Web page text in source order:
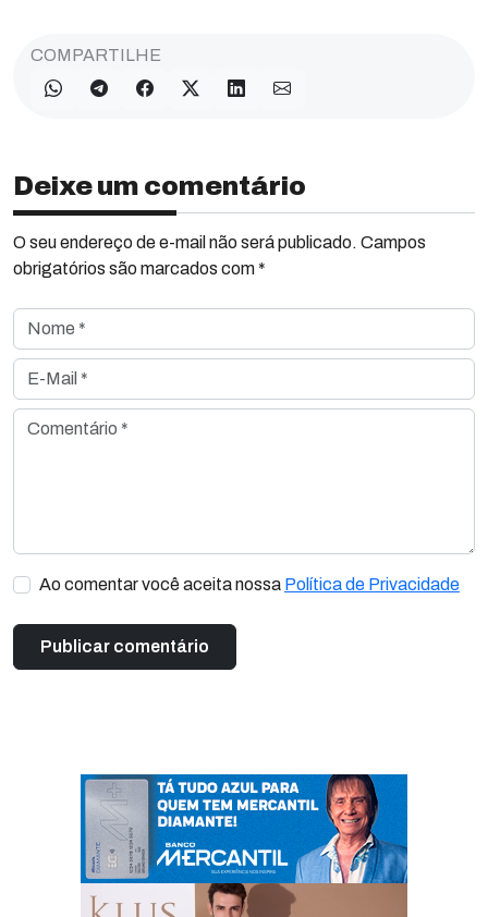
COMPARTILHE
Deixe um comentário
O seu endereço de e-mail não será publicado. Campos
obrigatórios são marcados com *
Nome *
E-Mail *
Comentário *
Ao comentar você aceita nossa Política de Privacidade